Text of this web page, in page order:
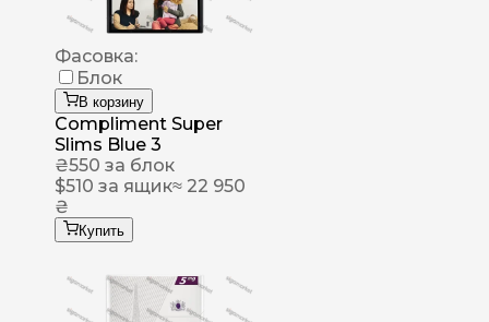
Фасовка:
Блок
В корзину
Compliment Super
Slims Blue 3
₴550 за блок
$510 за ящик≈ 22 950
₴
Купить